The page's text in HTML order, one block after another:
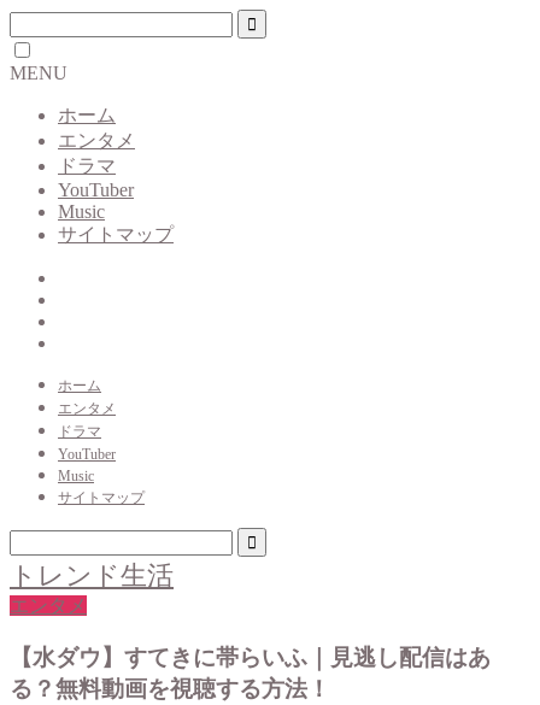
MENU
ホーム
エンタメ
ドラマ
YouTuber
Music
サイトマップ
ホーム
エンタメ
ドラマ
YouTuber
Music
サイトマップ
トレンド生活
エンタメ
【水ダウ】すてきに帯らいふ｜見逃し配信はあ
る？無料動画を視聴する方法！